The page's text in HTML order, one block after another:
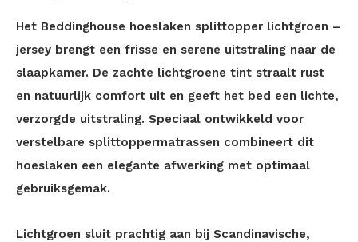
Het Beddinghouse hoeslaken splittopper lichtgroen –
jersey brengt een frisse en serene uitstraling naar de
slaapkamer. De zachte lichtgroene tint straalt rust
en natuurlijk comfort uit en geeft het bed een lichte,
verzorgde uitstraling. Speciaal ontwikkeld voor
verstelbare splittoppermatrassen combineert dit
hoeslaken een elegante afwerking met optimaal
gebruiksgemak.
Lichtgroen sluit prachtig aan bij Scandinavische,